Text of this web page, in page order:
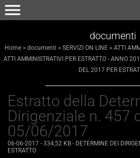
menu
documenti
Home > documenti > SERVIZI ON LINE > ATTI
ATTI AMMINISTRATIVI PER ESTRATTO - ANNO
DEL 2017 PER
Estratto della
Dirigenziale n. 457
05/06/2017
06-06-2017 - 334,52 KB - DETERMINE DEI
ESTRATTO